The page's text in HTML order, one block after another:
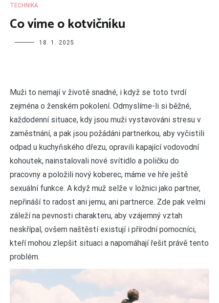
TECHNIKA
Co víme o kotvičníku
18. 1. 2025
Muži to nemají v životě snadné, i když se toto tvrdí
zejména o ženském pokolení. Odmyslíme-li si běžné,
každodenní situace, kdy jsou muži vystavováni stresu v
zaměstnání, a pak jsou požádáni partnerkou, aby vyčistili
odpad u kuchyňského dřezu, opravili kapající vodovodní
kohoutek, nainstalovali nové svítidlo a poličku do
pracovny a položili nový koberec, máme ve hře ještě
sexuální funkce. A když muž selže v ložnici jako partner,
nepřináší to radost ani jemu, ani partnerce. Zde pak velmi
záleží na pevnosti charakteru, aby vzájemný vztah
neskřípal, ovšem naštěstí existují i přírodní pomocníci,
kteří mohou zlepšit situaci a napomáhají řešit právě tento
problém.